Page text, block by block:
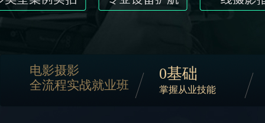
电影摄影
全流程实战就业班
0基础
掌握从业技能